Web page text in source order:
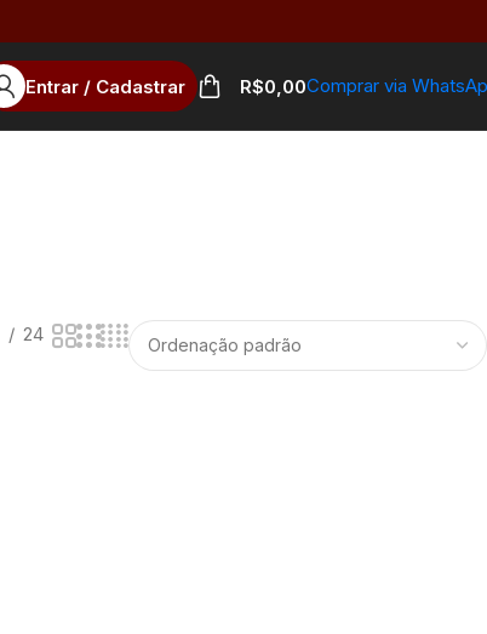
Entrar / Cadastrar R$0,00Comprar via
24